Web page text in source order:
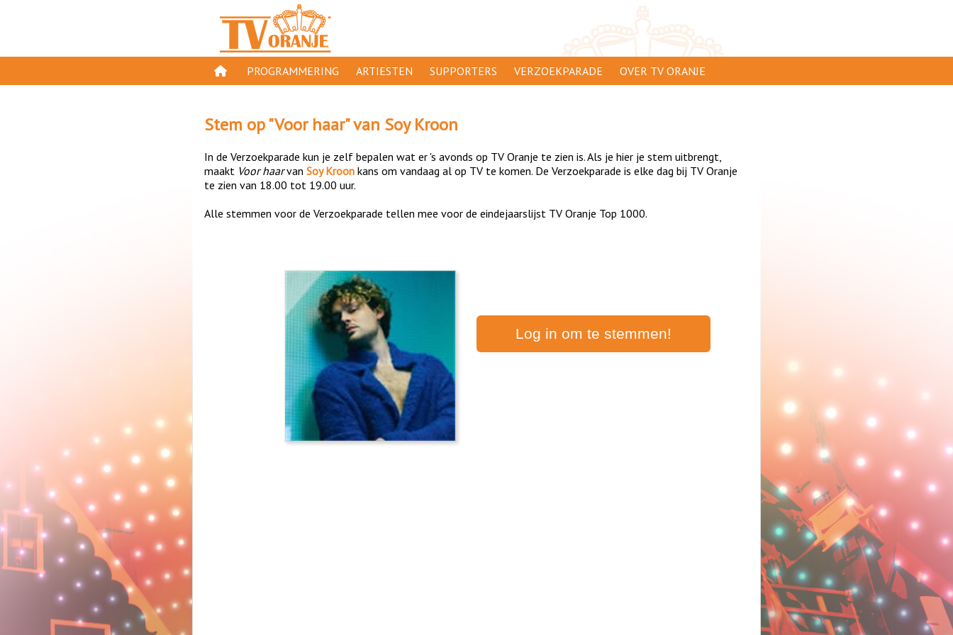
PROGRAMMERING
GESPEELD OP TV ORANJE
ORANJE KROON
TV ORANJE TOP 1000
11 VAN ORANJE
ARTIESTEN SUPPORTERS
AANMELDEN
VERZOEKPARADE OVER TV ORANJE
ADVERTEREN
PRIVACY
Stem op "Voor haar" van Soy Kroon
In de Verzoekparade kun je zelf bepalen wat er 's avonds op TV Oranje te zien is. Als je hier je stem uitbrengt,
maakt Voor haarvan Soy Kroon kans om vandaag al op TV te komen. De Verzoekparade is elke dag bij TV Oranje
te zien van 18.00 tot 19.00 uur.
Alle stemmen voor de Verzoekparade tellen mee voor de eindejaarslijst TV Oranje Top 1000.
Log in om te stemmen!